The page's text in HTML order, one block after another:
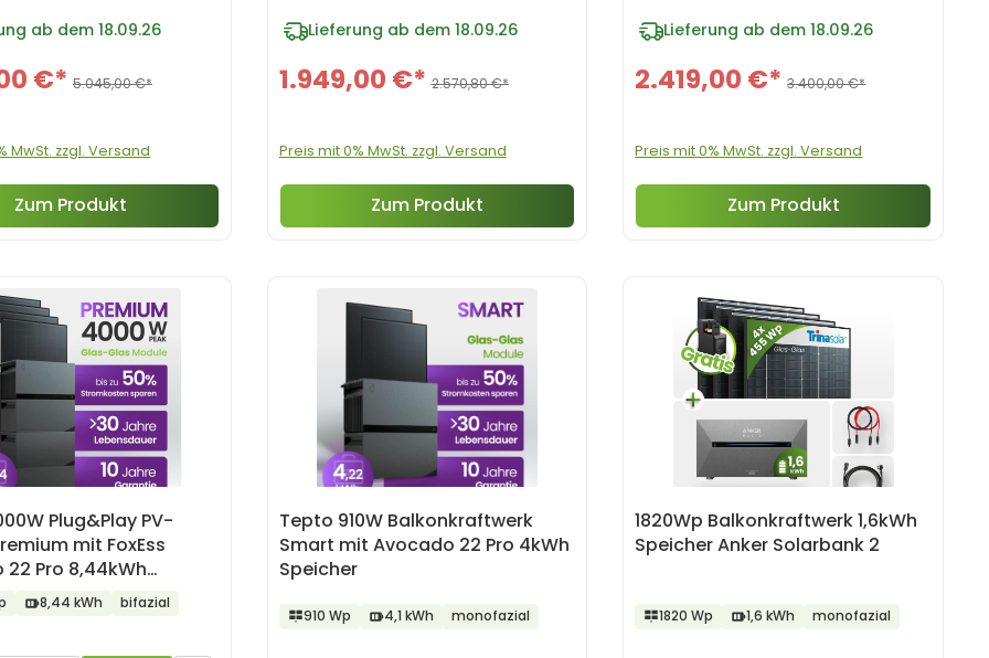
ab dem 18.09.26
€* 5.045,00 €*
MwSt. zzgl. Versand
Zum Produkt
Lieferung ab dem 18.09.26
1.949,00 €* 2.570,80 €*
Preis mit 0% MwSt. zzgl. Versand
Zum Produkt
Lieferung ab dem 18.09.26
2.419,00 €* 3.400,00 €*
Preis mit 0% MwSt. zzgl. Versand
Zum Produkt
Plug&Play PV-
mit FoxEss
Pro 8,44kWh
8,44 kWh bifazial
Tepto 910W Balkonkraftwerk
Smart mit Avocado 22 Pro 4kWh
Speicher
910 Wp 4,1 kWh monofazial
1820Wp Balkonkraftwerk 1,6kWh
Speicher Anker Solarbank 2
1820 Wp 1,6 kWh monofazial